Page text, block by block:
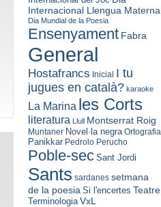
Internacional Llengua Materna
Dia Mundial de la Poesia
Ensenyament Fabra
General
Hostafrancs Inicial I tu
jugues en català? karaoke
La Marina les Corts
literatura Llull Montserrat Roig
Muntaner Novel·la negra Ortografia
Panikkar Pedrolo Perucho
Poble-sec Sant Jordi
Sants sardanes setmana
de la poesia Si l'encertes Teatre
Terminologia VxL